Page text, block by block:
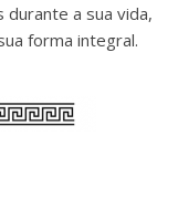
a sua vida,
forma integral.